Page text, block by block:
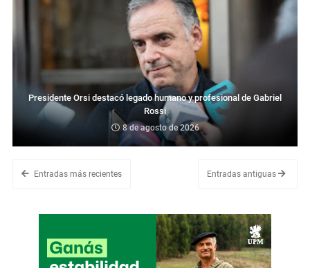
Presidente Orsi destacó legado humano y profesional de Gabriel
Rossi
8 de agosto de 2026
Entradas más recientes Entradas antiguas